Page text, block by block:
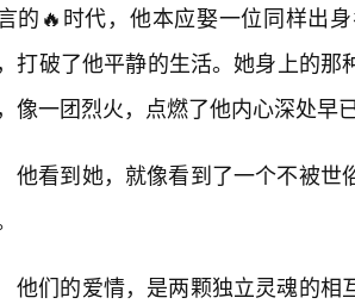
的🔥时代，他本应娶一位同样出
打破了他平静的生活。她身上的
像一团烈火，点燃了他内心深处早
他看到她，就像看到了一个不被世
他们的爱情，是两颗独立灵魂的相